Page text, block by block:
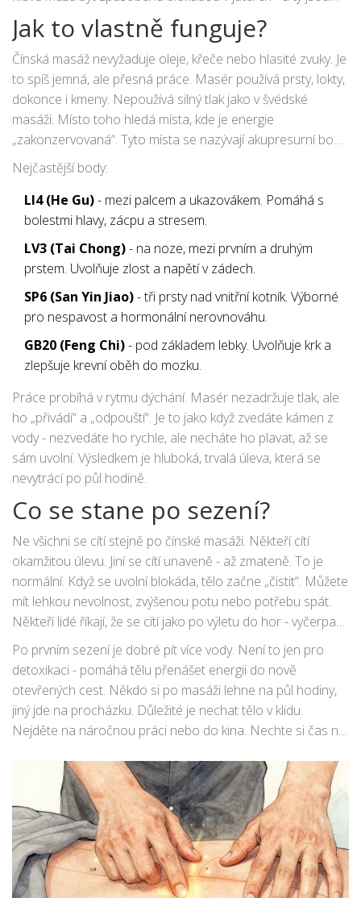
spojeny s prstem u malíčku. To zní divně, ale funguje.
Mnoho lidí po první sezení říká: „Cítil jsem to, jak se mi něco
uvolnilo vnitřně.“
Jak to vlastně funguje?
Čínská masáž nevyžaduje oleje, křeče nebo hlasité zvuky. Je
to spíš jemná, ale přesná práce. Masér používá prsty, lokty,
dokonce i kmeny. Nepoužívá silný tlak jako v švédské
masáži. Místo toho hledá místa, kde je energie
„zakonzervovaná“. Tyto místa se nazývají akupresurní body.
Je jich přes 360, ale nejčastěji se pracuje s 20-30 klíčovými.
Nejčastější body:
LI4 (He Gu)- mezi palcem a ukazovákem. Pomáhá s
bolestmi hlavy, zácpu a stresem.
LV3 (Tai Chong)- na noze, mezi prvním a druhým
prstem. Uvolňuje zlost a napětí v zádech.
SP6 (San Yin Jiao)- tři prsty nad vnitřní kotník. Výborné
pro nespavost a hormonální nerovnováhu.
GB20 (Feng Chi)- pod základem lebky. Uvolňuje krk a
zlepšuje krevní oběh do mozku.
Práce probíhá v rytmu dýchání. Masér nezadržuje tlak, ale
ho „přivádí“ a „odpouští“. Je to jako když zvedáte kámen z
vody - nezvedáte ho rychle, ale necháte ho plavat, až se
sám uvolní. Výsledkem je hluboká, trvalá úleva, která se
nevytrácí po půl hodině.
Co se stane po sezení?
Ne všichni se cítí stejně po čínské masáži. Někteří cítí
okamžitou úlevu. Jiní se cítí unaveně - až zmateně. To je
normální. Když se uvolní blokáda, tělo začne „čistit“. Můžete
mít lehkou nevolnost, zvýšenou potu nebo potřebu spát.
Někteří lidé říkají, že se cítí jako po výletu do hor - vyčerpaní,
ale svěží.
Po prvním sezení je dobré pít více vody. Není to jen pro
detoxikaci - pomáhá tělu přenášet energii do nově
otevřených cest. Někdo si po masáži lehne na půl hodiny,
jiný jde na procházku. Důležité je nechat tělo v klidu.
Nejděte na náročnou práci nebo do kina. Nechte si čas na